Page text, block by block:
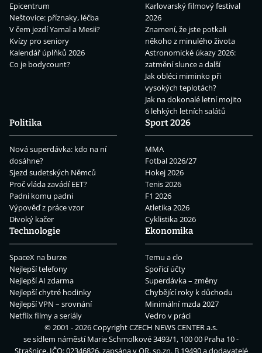
Epicentrum
Neštovice: příznaky, léčba
V čem jezdí Yamal a Mesii?
Kvízy pro seniory
Kalendář úplňků 2026
Co je bodycount?
Karlovarský filmový festival
2026
Znamení, že jste potkali
někoho z minulého života
Astronomické úkazy 2026:
zatmění slunce a další
Jak obléci miminko při
vysokých teplotách?
Jak na dokonalé letní mojito
6 lehkých letních salátů
Politika
Nová superdávka: kdo na ní
dosáhne?
Sjezd sudetských Němců
Proč vláda zavádí EET?
Padni komu padni
Výpověď z práce vzor
Divoký kačer
Sport 2026
MMA
Fotbal 2026/27
Hokej 2026
Tenis 2026
F1 2026
Atletika 2026
Cyklistika 2026
Technologie
SpaceX na burze
Nejlepší telefony
Nejlepší AI zdarma
Nejlepší chytré hodinky
Nejlepší VPN – srovnání
Netflix filmy a seriály
Ekonomika
Temu a clo
Spořicí účty
Superdávka – změny
Chybějící roky k důchodu
Minimální mzda 2027
Vedro v práci
© 2001 - 2026 CopyrightCZECH NEWS CENTER a.s.
se sídlem náměstí Marie Schmolkové 3493/1, 100 00 Praha 10 -
Strašnice, IČO: 02346826, zapsána v OR, sp.zn. B 19490 a dodavatelé